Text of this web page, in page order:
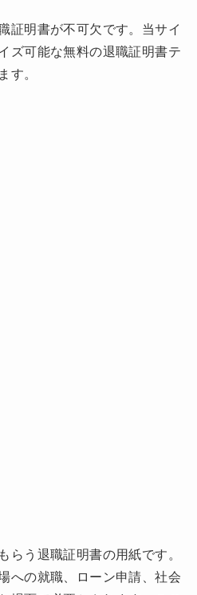
証明書が不可欠です。当サイ
ズ可能な無料の退職証明書テ
す。
らう退職証明書の用紙です。
への就職、ローン申請、社会